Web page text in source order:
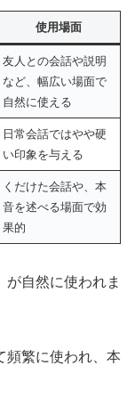
使用場面
友人との会話や説明
など、幅広い場面で
自然に使える
日常会話ではやや硬
い印象を与える
くだけた会話や、本
音を述べる場面で効
果的
が自然に使われま
頻繁に使われ、本